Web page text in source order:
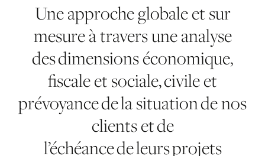
Une approche globale et sur
mesure à travers une analyse
des dimensions économique,
fiscale et sociale, civile et
prévoyance de la situation de nos
clients et de
l’échéance de leurs projets